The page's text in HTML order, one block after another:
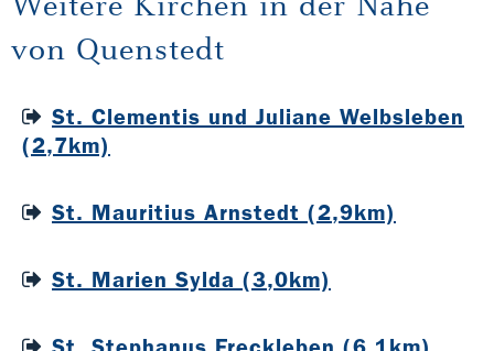
von Quenstedt
St. Clementis und Juliane Welbsleben
(2,7km)
St. Mauritius Arnstedt (2,9km)
St. Marien Sylda (3,0km)